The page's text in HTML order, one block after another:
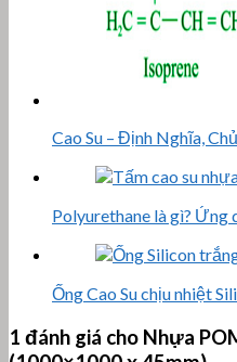
Cao Su – Định Nghĩa,
Polyurethane là gì? Ứng
Ống Cao Su chịu nhiệt
1 đánh giá cho Nhựa